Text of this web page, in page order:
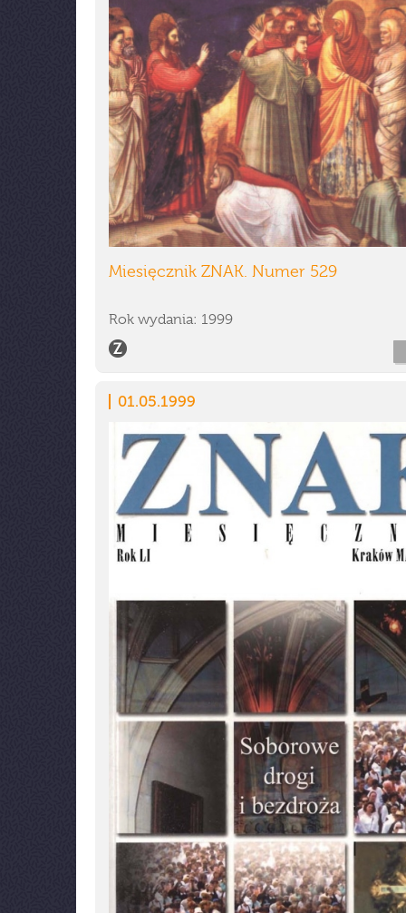
Miesięcznik ZNAK. Numer 529
Rok wydania: 1999
01.05.1999